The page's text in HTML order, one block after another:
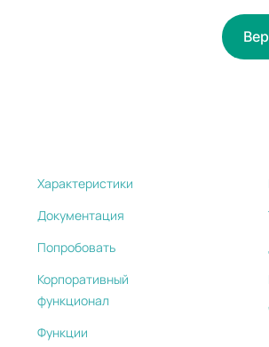
Характеристики
Документация
Попробовать
Корпоративный
функционал
Функции